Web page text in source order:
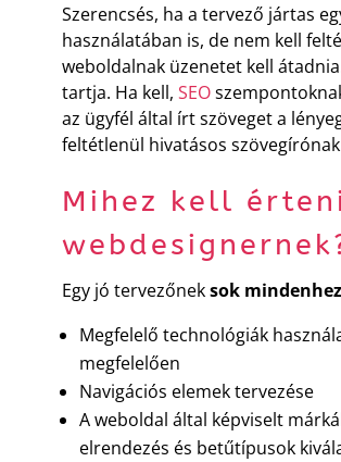
Szerencsés, ha a tervező jártas
használatában is, de nem kell
weboldalnak üzenetet kell
tartja. Ha kell, SEO
az ügyfél által írt szöveget a
feltétlenül hivatásos
Mihez kell
Egy jó tervezőneksok
Megfelelő technológiák
megfelelően
Navigációs elemek tervezése
A weboldal által képviselt
elrendezés és betűtípusok